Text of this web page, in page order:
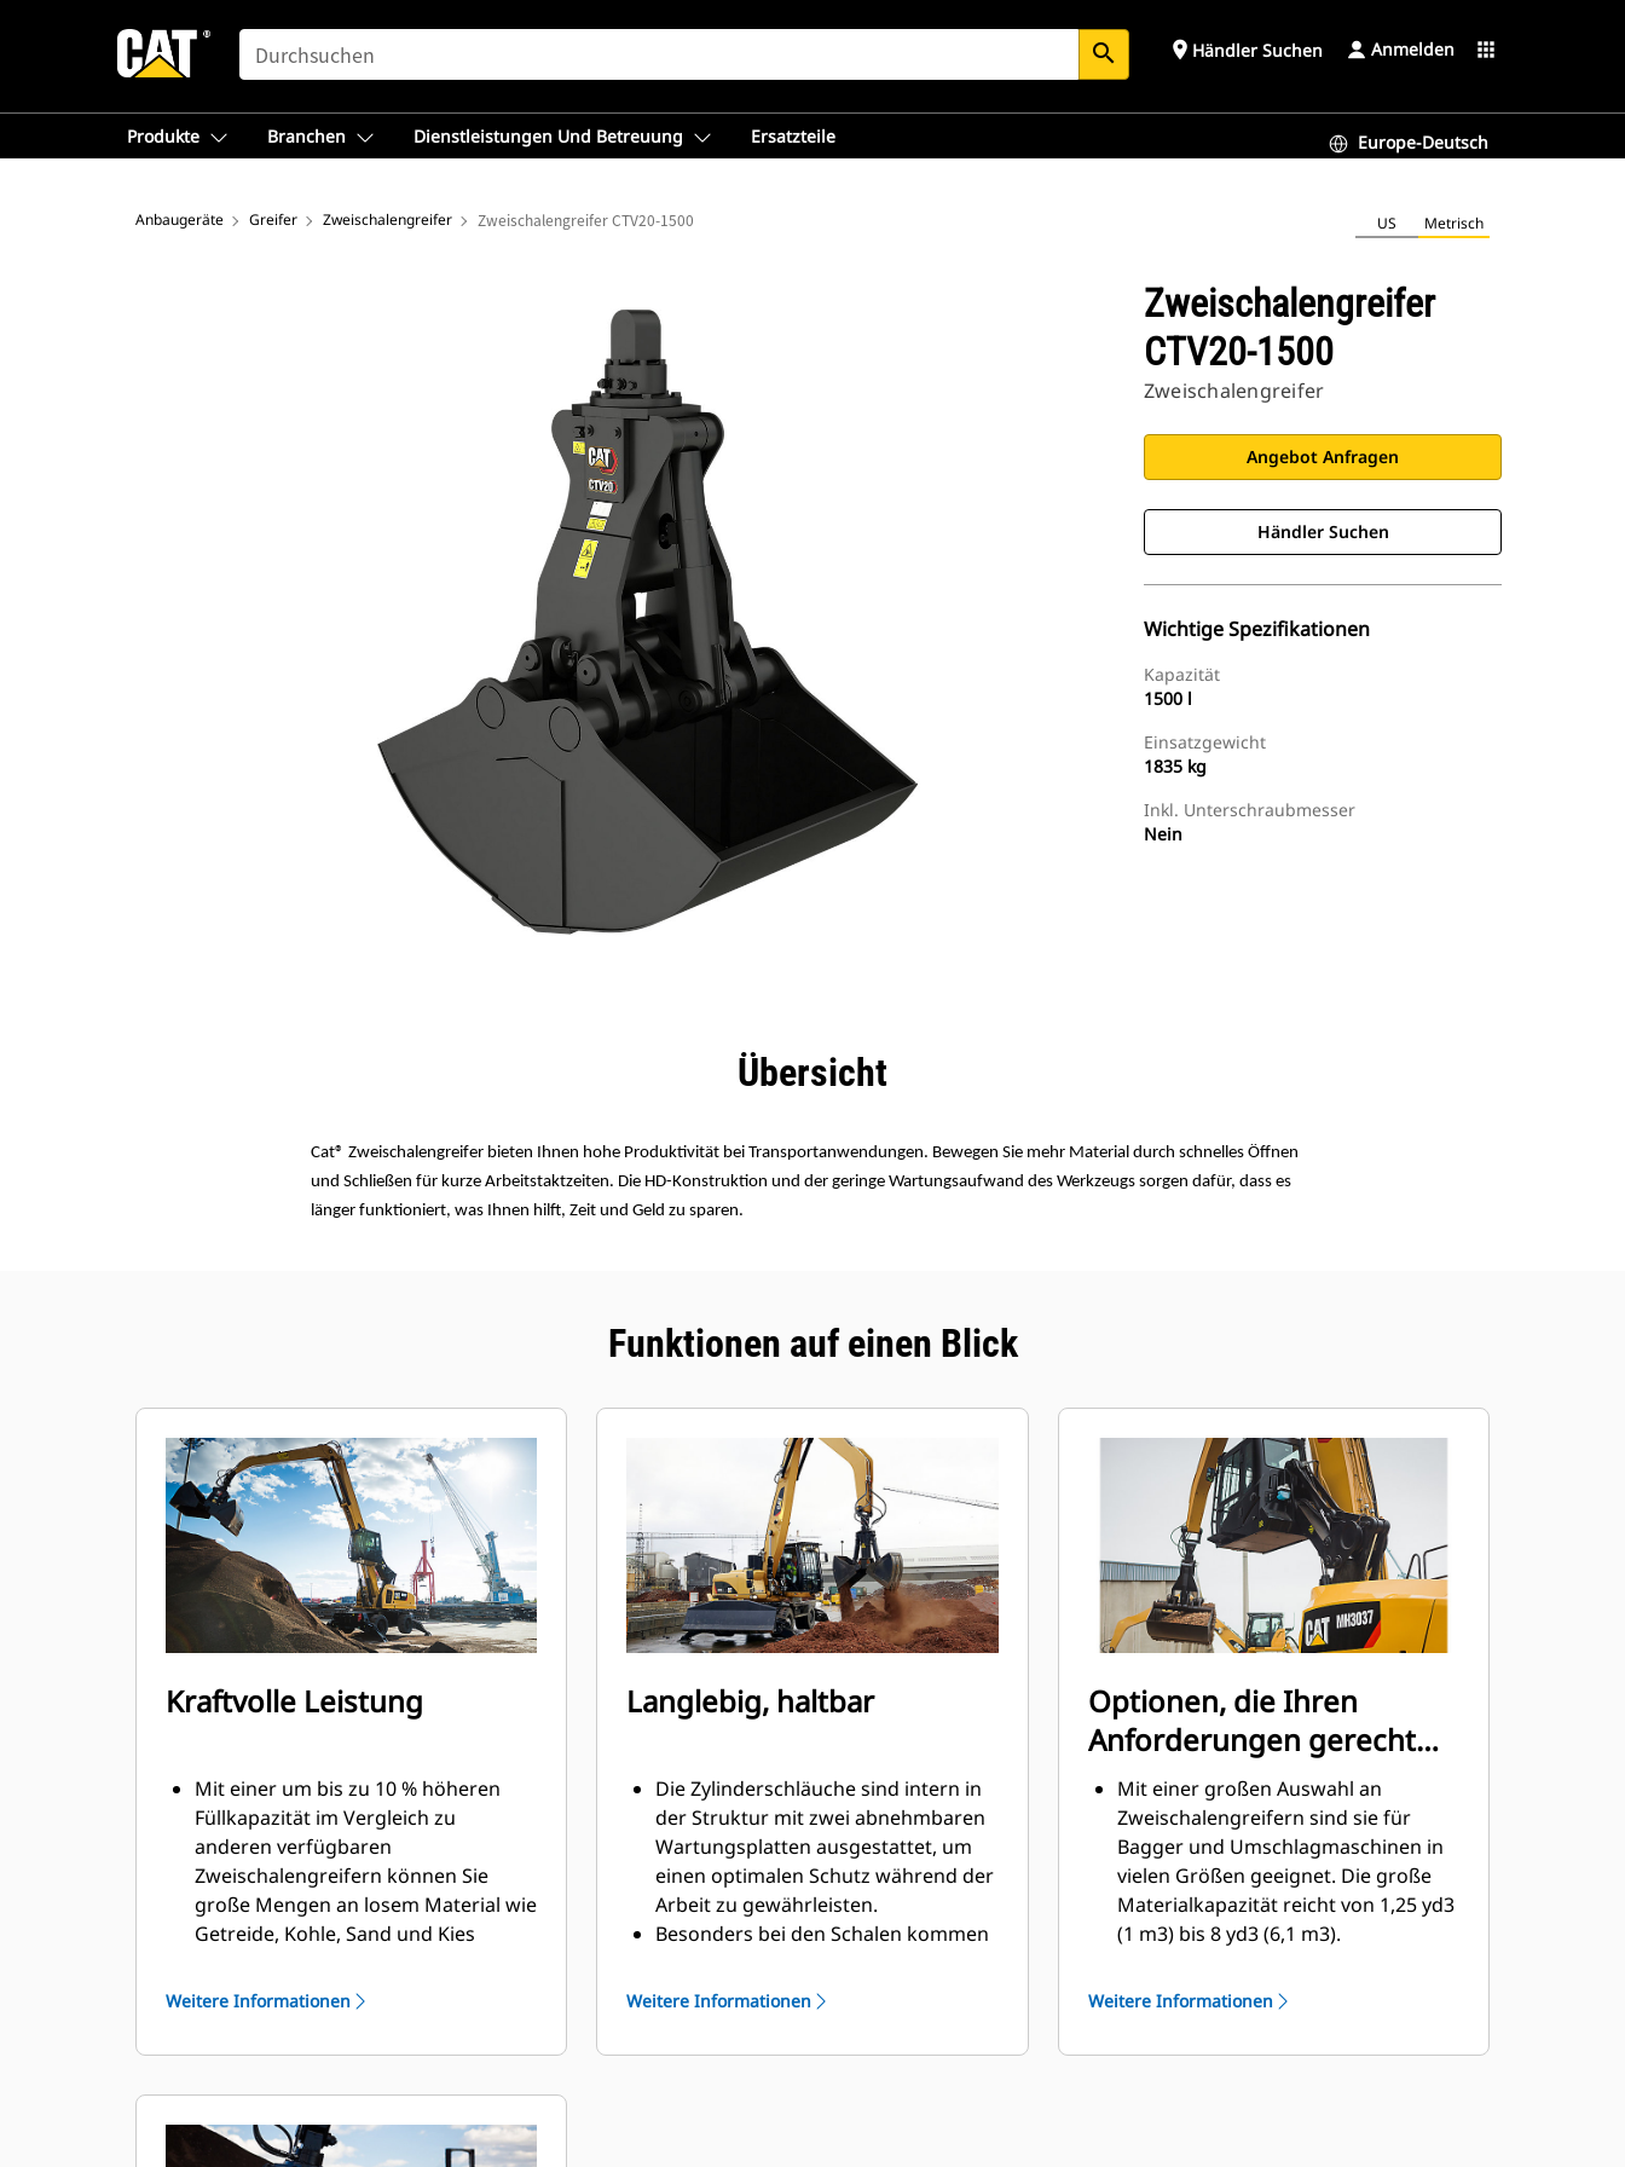
SEARCH search place Händler Suchen Anmelden apps
Produkte Branchen Dienstleistungen Und Betreuung Ersatzteile Europe-Deutsch
Anbaugeräte Greifer Zweischalengreifer Zweischalengreifer CTV20-1500 US Metrisch
Zweischalengreifer
CTV20-1500
Zweischalengreifer
Angebot Anfragen
Händler Suchen
Wichtige Spezifikationen
Kapazität
1500 l
Einsatzgewicht
1835 kg
Inkl. Unterschraubmesser
Nein
Technische DatenÜbersicht
Cat® Zweischalengreifer bieten Ihnen hohe Produktivität bei Transportanwendungen. Bewegen Sie mehr Material durch schnelles Öffnen
und Schließen für kurze Arbeitstaktzeiten. Die HD-Konstruktion und der geringe Wartungsaufwand des Werkzeugs sorgen dafür, dass es
länger funktioniert, was Ihnen hilft, Zeit und Geld zu sparen.
Funktionen auf einen Blick
Kraftvolle Leistung
Mit einer um bis zu 10 % höheren
Füllkapazität im Vergleich zu
anderen verfügbaren
Zweischalengreifern können Sie
große Mengen an losem Material wie
Getreide, Kohle, Sand und Kies
Die weite Schalenöffnung für
von Lasten in Produktionsgröße.
schneller Öffnungs- und Schließzeit
Weitere Informationen
Langlebig, haltbar
Die Zylinderschläuche sind intern in
der Struktur mit zwei abnehmbaren
Wartungsplatten ausgestattet, um
einen optimalen Schutz während der
Arbeit zu gewährleisten.
Besonders bei den Schalen kommen
Materialien zum Einsatz.
Staubschutzdichtungen und
Weitere Informationen
Optionen, die Ihren
Anforderungen gerecht
werden
Mit einer großen Auswahl an
Zweischalengreifern sind sie für
Bagger und Umschlagmaschinen in
vielen Größen geeignet. Die große
Materialkapazität reicht von 1,25 yd3
(1 m3) bis 8 yd3 (6,1 m3).
die Schale trägt zur Verlängerung
funktioniert besser bei abrasiveren
Weitere Informationen